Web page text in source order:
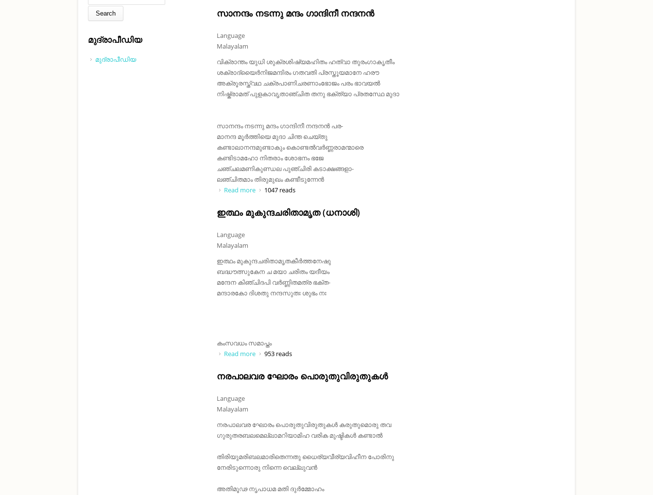
സാനന്ദം നടന്നു മന്ദം ഗാന്ദിനീ നന്ദനൻ
Language
Malayalam
വിക്രാന്തം യുധി ശുക്രശിഷ്യമഹിതം ഹത്വാ തുരംഗാകൃതീം
ശക്രാദ്യൈർനിജമന്ദിരം ഗതവതി പ്രസ്തൂയമാനേ ഹരൗ
അക്രൂരസ്ത്വഥ ചക്രപാണിചരണാംഭോജം പരം ഭാവയൽ
നിഷ്ക്രാമത് പുളകാവൃതാഞ്ചിത തനു ഭക്ത്യാ പ്രതസ്ഥേ മുദാ
സാനന്ദം നടന്നു മന്ദം ഗാന്ദിനീ നന്ദനൻ പര-
മാനന്ദ മൂർത്തിയെ മുദാ ചിന്ത ചെയ്തു
കണ്ടാലാനന്ദമുണ്ടാകും കൊണ്ടൽവർണ്ണരാമന്മാരെ
കണ്ടിടാമഹോ നിതരാം ശോഭനം ഭജേ
ചഞ്ചലമണികുണ്ഡല പുഞ്ചിരി കടാക്ഷങ്ങളാ-
ലഞ്ചിതമാം തിരുമുഖം കണ്ടീടുന്നേൻ
Read more about സാനന്ദം നടന്നു മന്ദം ഗാന്ദിനീ നന്ദനൻ
1047 reads
ഇത്ഥം മുകുന്ദചരിതാമൃത (ധനാശി)
Language
Malayalam
ഇത്ഥം മുകുന്ദചരിതാമൃതകീർത്തനേഷു
ബദ്ധൗത്സുകേന ച മയാ ചരിതം യദീയം
മന്ദേന കിഞ്ചിദപി വർണ്ണിതമത്ര ഭക്ത-
മന്ദാരകോ ദിശതു നന്ദസുതഃ ശുഭം നഃ
കംസവധം സമാപ്തം
Read more about ഇത്ഥം മുകുന്ദചരിതാമൃത (ധനാശി)
953 reads
നരപാലവര ഘോരം പൊരുതുവിരുതുകൾ
Language
Malayalam
നരപാലവര ഘോരം പൊരുതുവിരുതുകൾ കരുതുമൊരു തവ
ഗുരുതരബലമെല്ലാമറിയാമിഹ വരിക മുഷ്ടികൾ കണ്ടാൽ
തിരിയുമരിബലമാരിതെന്നതു ധൈര്യവീര്യവിഹീന പോരിനു
നേരിടുന്നൊരു നിന്നെ വെല്ലുവൻ
അതിമൂഢ നൃപാധമ മതി ദുർമ്മോഹം
മുദ്രാപീഡിയ
മുദ്രാപീഡിയ